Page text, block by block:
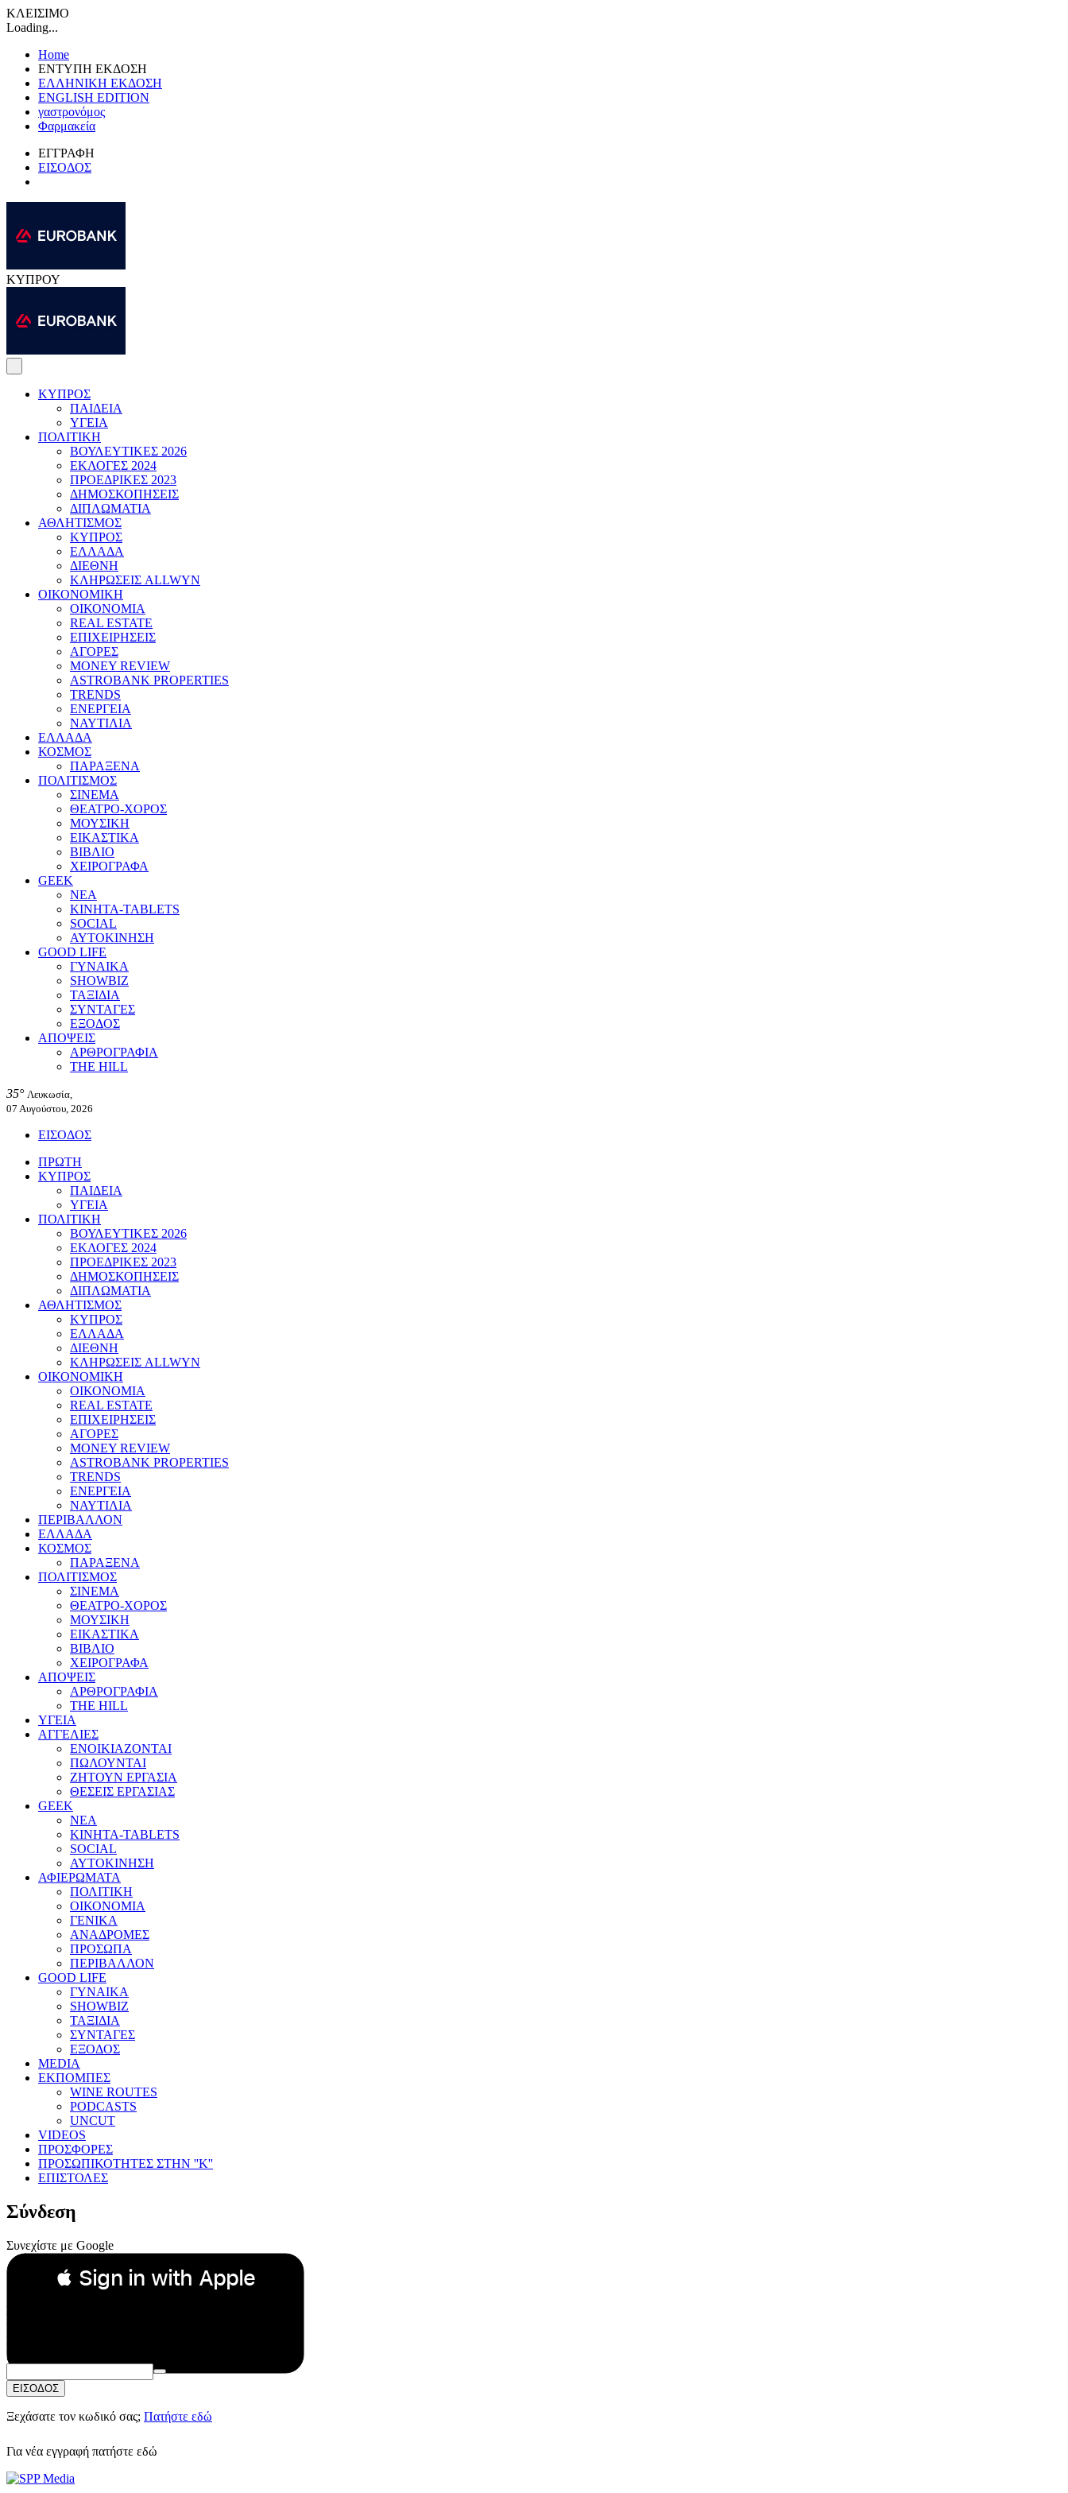
ΚΛΕΙΣΙΜΟ
Loading...
Home
ΕΝΤΥΠΗ ΕΚΔΟΣΗ
ΕΛΛΗΝΙΚΗ ΕΚΔΟΣΗ
ENGLISH EDITION
γαστρονόμος
Φαρμακεία
ΕΓΓΡΑΦΗ
ΕΙΣΟΔΟΣ
ΚΥΠΡΟΥ
ΚΥΠΡΟΣ
ΠΑΙΔΕΙΑ
ΥΓΕΙΑ
ΠΟΛΙΤΙΚΗ
ΒΟΥΛΕΥΤΙΚΕΣ 2026
ΕΚΛΟΓΕΣ 2024
ΠΡΟΕΔΡΙΚΕΣ 2023
ΔΗΜΟΣΚΟΠΗΣΕΙΣ
ΔΙΠΛΩΜΑΤΙΑ
ΑΘΛΗΤΙΣΜΟΣ
ΚΥΠΡΟΣ
ΕΛΛΑΔΑ
ΔΙΕΘΝΗ
ΚΛΗΡΩΣΕΙΣ ALLWYN
ΟΙΚΟΝΟΜΙΚΗ
ΟΙΚΟΝΟΜΙΑ
REAL ESTATE
ΕΠΙΧΕΙΡΗΣΕΙΣ
ΑΓΟΡΕΣ
MONEY REVIEW
ASTROBANK PROPERTIES
TRENDS
ΕΝΕΡΓΕΙΑ
ΝΑΥΤΙΛΙΑ
ΕΛΛΑΔΑ
ΚΟΣΜΟΣ
ΠΑΡΑΞΕΝΑ
ΠΟΛΙΤΙΣΜΟΣ
ΣΙΝΕΜΑ
ΘΕΑΤΡΟ-ΧΟΡΟΣ
ΜΟΥΣΙΚΗ
ΕΙΚΑΣΤΙΚΑ
ΒΙΒΛΙΟ
ΧΕΙΡΟΓΡΑΦΑ
GEEK
ΝΕΑ
ΚΙΝΗΤΑ-TABLETS
SOCIAL
ΑΥΤΟΚΙΝΗΣΗ
GOOD LIFE
ΓΥΝΑΙΚΑ
SHOWBIZ
ΤΑΞΙΔΙΑ
ΣΥΝΤΑΓΕΣ
ΕΞΟΔΟΣ
ΑΠΟΨΕΙΣ
ΑΡΘΡΟΓΡΑΦΙΑ
THE HILL
35° Λευκωσία,
07 Αυγούστου, 2026
ΕΙΣΟΔΟΣ
ΠΡΩΤΗ
ΚΥΠΡΟΣ
ΠΑΙΔΕΙΑ
ΥΓΕΙΑ
ΠΟΛΙΤΙΚΗ
ΒΟΥΛΕΥΤΙΚΕΣ 2026
ΕΚΛΟΓΕΣ 2024
ΠΡΟΕΔΡΙΚΕΣ 2023
ΔΗΜΟΣΚΟΠΗΣΕΙΣ
ΔΙΠΛΩΜΑΤΙΑ
ΑΘΛΗΤΙΣΜΟΣ
ΚΥΠΡΟΣ
ΕΛΛΑΔΑ
ΔΙΕΘΝΗ
ΚΛΗΡΩΣΕΙΣ ALLWYN
ΟΙΚΟΝΟΜΙΚΗ
ΟΙΚΟΝΟΜΙΑ
REAL ESTATE
ΕΠΙΧΕΙΡΗΣΕΙΣ
ΑΓΟΡΕΣ
MONEY REVIEW
ASTROBANK PROPERTIES
TRENDS
ΕΝΕΡΓΕΙΑ
ΝΑΥΤΙΛΙΑ
ΠΕΡΙΒΑΛΛΟΝ
ΕΛΛΑΔΑ
ΚΟΣΜΟΣ
ΠΑΡΑΞΕΝΑ
ΠΟΛΙΤΙΣΜΟΣ
ΣΙΝΕΜΑ
ΘΕΑΤΡΟ-ΧΟΡΟΣ
ΜΟΥΣΙΚΗ
ΕΙΚΑΣΤΙΚΑ
ΒΙΒΛΙΟ
ΧΕΙΡΟΓΡΑΦΑ
ΑΠΟΨΕΙΣ
ΑΡΘΡΟΓΡΑΦΙΑ
THE HILL
ΥΓΕΙΑ
ΑΓΓΕΛΙΕΣ
ΕΝΟΙΚΙΑΖΟΝΤΑΙ
ΠΩΛΟΥΝΤΑΙ
ΖΗΤΟΥΝ ΕΡΓΑΣΙΑ
ΘΕΣΕΙΣ ΕΡΓΑΣΙΑΣ
GEEK
ΝΕΑ
ΚΙΝΗΤΑ-TABLETS
SOCIAL
ΑΥΤΟΚΙΝΗΣΗ
ΑΦΙΕΡΩΜΑΤΑ
ΠΟΛΙΤΙΚΗ
ΟΙΚΟΝΟΜΙΑ
ΓΕΝΙΚΑ
ΑΝΑΔΡΟΜΕΣ
ΠΡΟΣΩΠΑ
ΠΕΡΙΒΑΛΛΟΝ
GOOD LIFE
ΓΥΝΑΙΚΑ
SHOWBIZ
ΤΑΞΙΔΙΑ
ΣΥΝΤΑΓΕΣ
ΕΞΟΔΟΣ
MEDIA
ΕΚΠΟΜΠΕΣ
WINE ROUTES
PODCASTS
UNCUT
VIDEOS
ΠΡΟΣΦΟΡΕΣ
ΠΡΟΣΩΠΙΚΟΤΗΤΕΣ ΣΤΗΝ ''Κ''
ΕΠΙΣΤΟΛΕΣ
Σύνδεση
Συνεχίστε με Google
 Sign in with Apple
Συνεχίστε με Apple
ή
Email:
Κωδικός Πρόσβασης:
ΕΙΣΟΔΟΣ
Ξεχάσατε τον κωδικό σας; Πατήστε εδώ
Για νέα εγγραφή πατήστε εδώ